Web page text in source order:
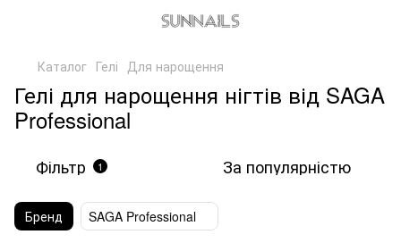
Каталог Гелі Для нарощення
Гелі для нарощення нігтів від SAGA
Professional
Фільтр 1 За популярністю
Бренд SAGA Professional